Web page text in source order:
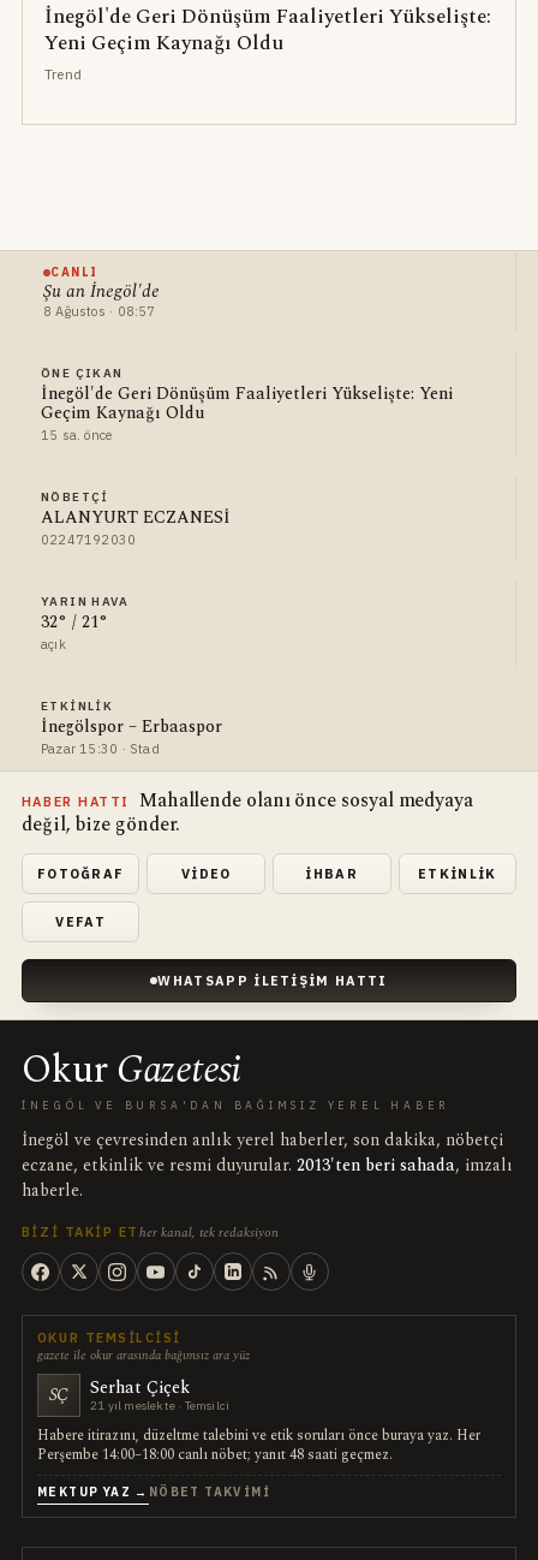
İnegöl'de Geri Dönüşüm Faaliyetleri Yükselişte:
Yeni Geçim Kaynağı Oldu
Trend
CANLI
Şu an İnegöl'de
8 Ağustos · 08:57
ÖNE ÇIKAN
İnegöl'de Geri Dönüşüm Faaliyetleri Yükselişte: Yeni
Geçim Kaynağı Oldu
15 sa. önce
NÖBETÇI
ALANYURT ECZANESİ
02247192030
YARIN HAVA
32° / 21°
açık
ETKINLIK
İnegölspor – Erbaaspor
Pazar 15:30 · Stad
HABER HATTI
Mahallende olanı önce sosyal medyaya
değil, bize gönder.
FOTOĞRAF VIDEO İHBAR ETKINLIK
VEFAT
WHATSAPP İLETIŞIM HATTI
OkurGazetesi
İNEGÖL VE BURSA'DAN BAĞIMSIZ YEREL HABER
İnegöl ve çevresinden anlık yerel haberler, son dakika, nöbetçi
eczane, etkinlik ve resmi duyurular. 2013'ten beri sahada, imzalı
haberle.
BIZI TAKIP ET her kanal, tek redaksiyon
OKUR TEMSILCISI
gazete ile okur arasında bağımsız ara yüz
SÇ Serhat Çiçek
21 yıl meslekte · Temsilci
Habere itirazını, düzeltme talebini ve etik soruları önce buraya yaz. Her
Perşembe 14:00–18:00 canlı nöbet; yanıt 48 saati geçmez.
MEKTUP YAZ → NÖBET TAKVIMI